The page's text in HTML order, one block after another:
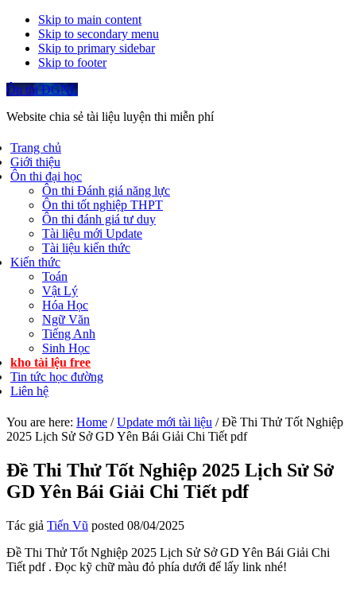
Skip to main content
Skip to secondary menu
Skip to primary sidebar
Skip to footer
Ôn thi ĐGNL
Website chia sẻ tài liệu luyện thi miễn phí
Trang chủ
Giới thiệu
Ôn thi đại học
Ôn thi Đánh giá năng lực
Ôn thi tốt nghiệp THPT
Ôn thi đánh giá tư duy
Tài liệu mới Update
Tài liệu kiến thức
Kiến thức
Toán
Vật Lý
Hóa Học
Ngữ Văn
Tiếng Anh
Sinh Học
kho tài lệu free
Tin tức học đường
Liên hệ
You are here: Home / Update mới tài liệu /Đề Thi Thử Tốt Nghiệp
2025 Lịch Sử Sở GD Yên Bái Giải Chi Tiết pdf
Đề Thi Thử Tốt Nghiệp 2025 Lịch Sử Sở
GD Yên Bái Giải Chi Tiết pdf
Tác giả Tiến Vũ posted 08/04/2025
Đề Thi Thử Tốt Nghiệp 2025 Lịch Sử Sở GD Yên Bái Giải Chi
Tiết pdf . Đọc kỹ chữ màu đỏ phía dưới để lấy link nhé!